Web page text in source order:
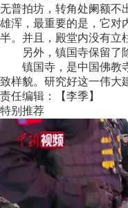
无普拍坊，转角处阑额不
雄浑，最重要的是，它对
半。并且，殿堂内没有立
另外，镇国寺保留了除
镇国寺，是中国佛教寺
致样貌。研究好这一伟大
责任编辑：【李季】
特别推荐